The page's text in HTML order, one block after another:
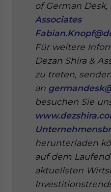
of German Desk,
Associates
Für weitere
Dezan Shira &
zu treten,
an
besuchen Sie
herunterladen
auf dem
aktuellsten